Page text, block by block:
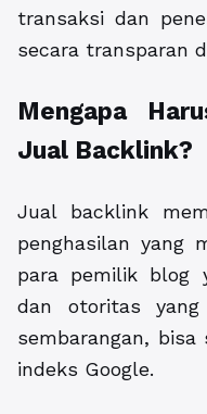
transaksi dan
secara transparan
Mengapa
Jual Backlink?
Jual backlink
penghasilan yang
para pemilik blog
dan otoritas
sembarangan,
indeks Google.